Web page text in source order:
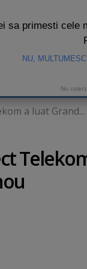
a luat Grand...
sa primesti cele
NU, MULTUMESC
Nu